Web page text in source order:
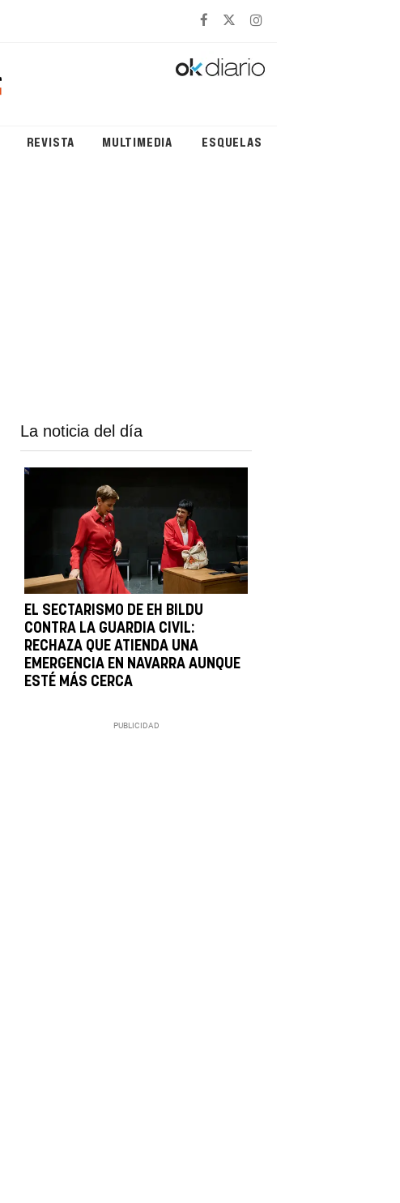
REVISTA MULTIMEDIA ESQUELAS
La noticia del día
EL SECTARISMO DE EH BILDU
CONTRA LA GUARDIA CIVIL:
RECHAZA QUE ATIENDA UNA
EMERGENCIA EN NAVARRA AUNQUE
ESTÉ MÁS CERCA